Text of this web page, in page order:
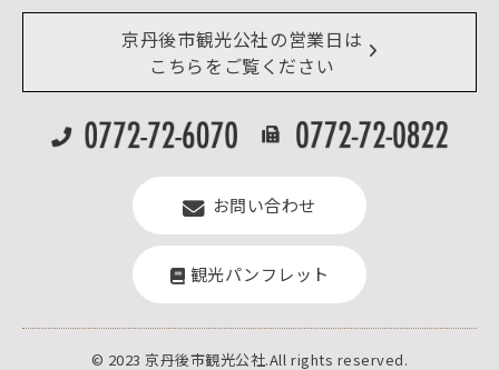
デジタル観光パンフレット
リアルタイム道路情報
よくある質問
京丹後市観光公社の営業日は
こちらをご覧ください
お問い合わせ
観光パンフレット
© 2023 京丹後市観光公社.All rights reserved.